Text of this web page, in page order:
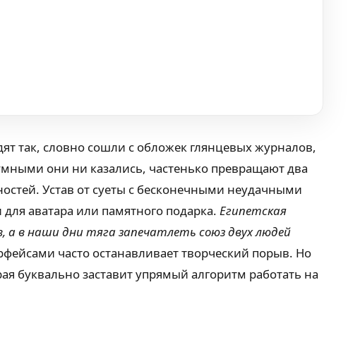
так, словно сошли с обложек глянцевых журналов,
они ни казались, частенько превращают два
Устав от суеты с бесконечными неудачными
аватара или памятного подарка. Египетская
в наши дни тяга запечатлеть союз двух людей
часто останавливает творческий порыв. Но
буквально заставит упрямый алгоритм работать на